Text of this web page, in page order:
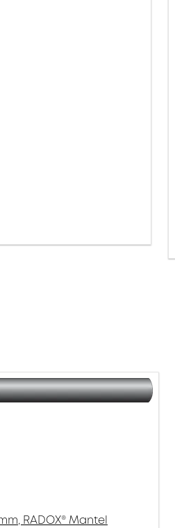
RADOX® Mantel